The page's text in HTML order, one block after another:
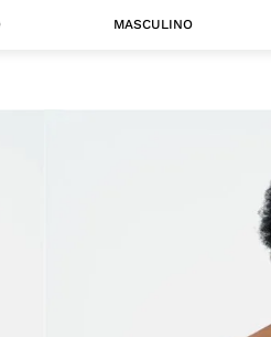
MASCULINO